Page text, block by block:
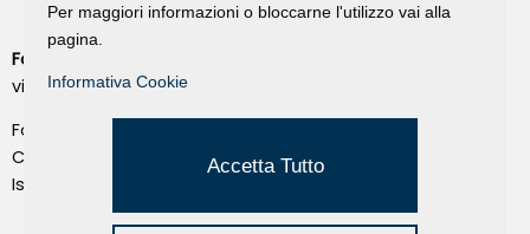
Fondazione Dino Zoli
viale Bologna 288, Forlì
Fondo dot. euro 285.000 i.v.
CF e P.IVA 03692820404
Isc.Reg Per.Giu. n. 10404
Per maggiori informazioni o bloccarne l'utilizzo vai alla
pagina.
Informativa Cookie
Accetta Tutto